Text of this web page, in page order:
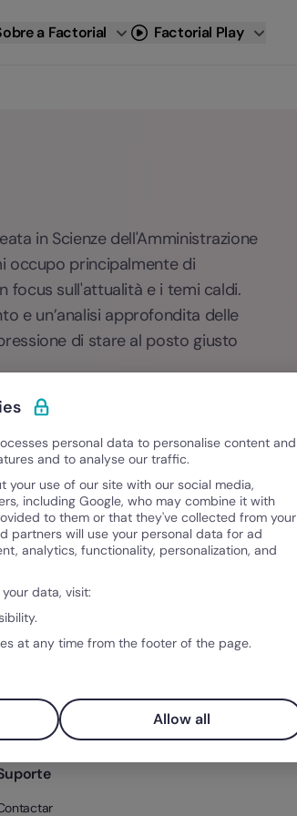
a Factorial Factorial Play
in Scienze dell'Amministrazione
occupo principalmente di
focus sull'attualità e i temi caldi.
e un’analisi approfondita delle
di stare al posto giusto
que é a Factorial?
Teste Factorial
gratuitamente
Clientes
personal data to personalise content and
and to analyse our traffic.
your use of our site with our social media,
including Google, who may combine it with
to them or that they've collected from your
partners will use your personal data for ad
analytics, functionality, personalization, and
data, visit:
at any time from the footer of the page.
Allow all